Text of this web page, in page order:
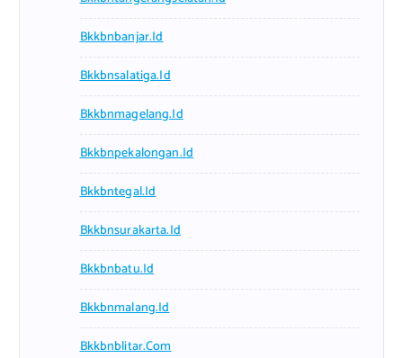
Bkkbnbanjar.id
Bkkbnsalatiga.id
Bkkbnmagelang.id
Bkkbnpekalongan.id
Bkkbntegal.id
Bkkbnsurakarta.id
Bkkbnbatu.id
Bkkbnmalang.id
Bkkbnblitar.com